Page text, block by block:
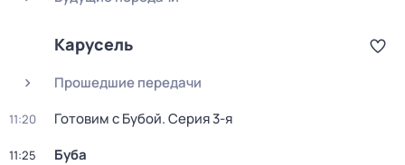
Карусель
Прошедшие передачи
11:20 Готовим с Бубой. Серия 3-я
11:25 Буба